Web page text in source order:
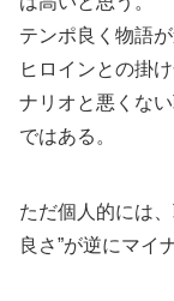
テンポ良く物語
ヒロインとの掛
ナリオと悪くな
ではある。
ただ個人的には
良さ”が逆にマイ